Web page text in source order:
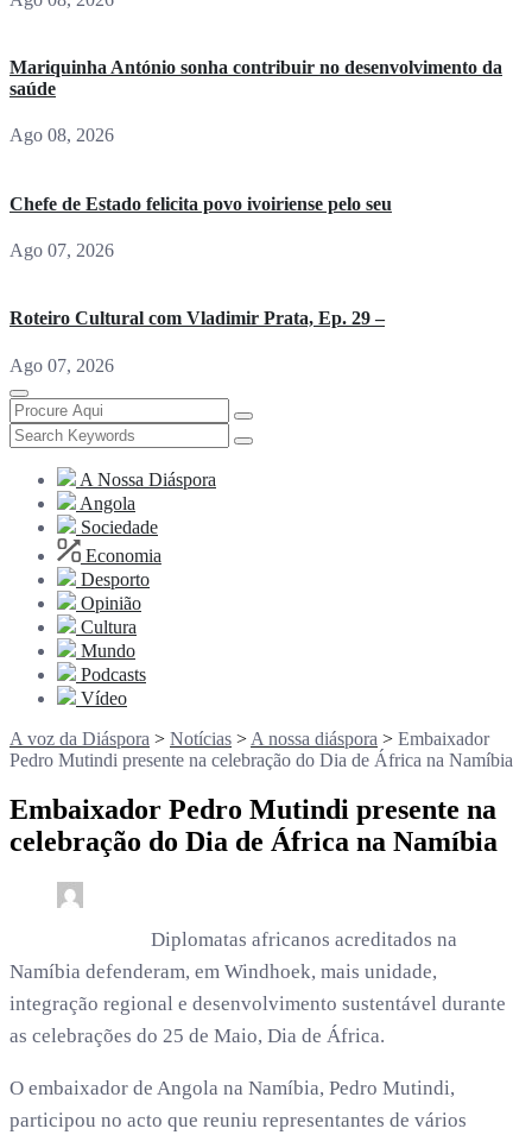
Mariquinha António sonha contribuir no desenvolvimento da
saúde
Ago 08, 2026
Chefe de Estado felicita povo ivoiriense pelo seu
Ago 07, 2026
Roteiro Cultural com Vladimir Prata, Ep. 29 –
Ago 07, 2026
A Nossa Diáspora
Angola
Sociedade
Economia
Desporto
Opinião
Cultura
Mundo
Podcasts
Vídeo
A voz da Diáspora > Notícias > A nossa diáspora > Embaixador
Pedro Mutindi presente na celebração do Dia de África na Namíbia
Embaixador Pedro Mutindi presente na
celebração do Dia de África na Namíbia
Diplomatas africanos acreditados na
Namíbia defenderam, em Windhoek, mais unidade,
integração regional e desenvolvimento sustentável durante
as celebrações do 25 de Maio, Dia de África.
O embaixador de Angola na Namíbia, Pedro Mutindi,
participou no acto que reuniu representantes de vários